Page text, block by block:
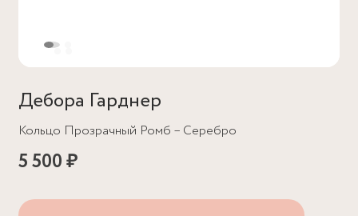
Дебора Гарднер
Кольцо Прозрачный Ромб – Серебро
5 500 ₽